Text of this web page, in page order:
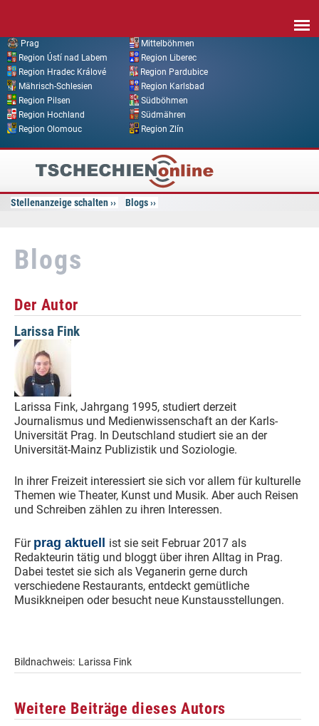
Prag
Mittelböhmen
Region Ústí nad Labem
Region Liberec
Region Hradec Králové
Region Pardubice
Mährisch-Schlesien
Region Karlsbad
Region Pilsen
Südböhmen
Region Hochland
Südmähren
Region Olomouc
Region Zlín
Tschechien
Online
Stellenanzeige schalten Blogs
Blogs
Der Autor
Larissa Fink
Larissa Fink, Jahrgang 1995, studiert derzeit
Journalismus und Medienwissenschaft an der Karls-
Universität Prag. In Deutschland studiert sie an der
Universität-Mainz Publizistik und Soziologie.
In ihrer Freizeit interessiert sie sich vor allem für kulturelle
Themen wie Theater, Kunst und Musik. Aber auch Reisen
und Schreiben zählen zu ihren Interessen.
Für prag aktuell ist sie seit Februar 2017 als
Redakteurin tätig und bloggt über ihren Alltag in Prag.
Dabei testet sie sich als Veganerin gerne durch
verschiedene Restaurants, entdeckt gemütliche
Musikkneipen oder besucht neue Kunstausstellungen.
Bildnachweis: Larissa Fink
Weitere Beiträge dieses Autors